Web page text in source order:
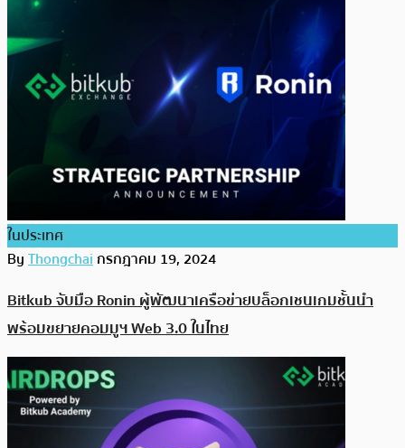
ในประเทศ
ByThongchaiกรกฎาคม 19, 2024
Bitkub จับมือ Ronin ผู้พัฒนาเครือข่ายบล็อกเชนเกมชั้นนำ
พร้อมขยายคอมมูฯ Web 3.0 ในไทย